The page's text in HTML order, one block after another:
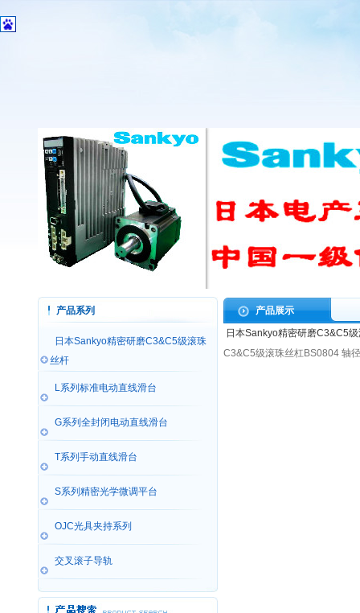
产品系列
日本Sankyo精密研磨C3&C5级滚珠
丝杆
L系列标准电动直线滑台
G系列全封闭电动直线滑台
T系列手动直线滑台
S系列精密光学微调平台
OJC光具夹持系列
交叉滚子导轨
产品展示
日本Sankyo精密研磨C3&C5
C3&C5级滚珠丝杠BS0804 轴